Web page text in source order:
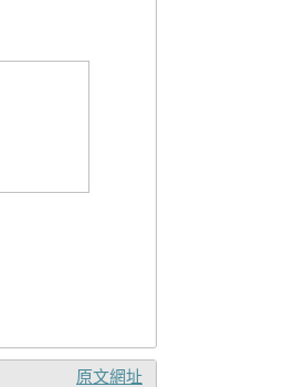
原文網址